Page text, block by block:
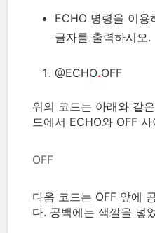
ECHO 명령을 이용
글자를 출력하시오.
@ECHO.OFF
위의 코드는 아래와 같
드에서 ECHO와 OFF
OFF
다음 코드는 OFF 앞에
다. 공백에는 색깔을 넣